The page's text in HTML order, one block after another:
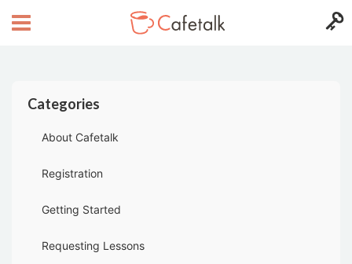
Categories
About Cafetalk
Registration
Getting Started
Requesting Lessons